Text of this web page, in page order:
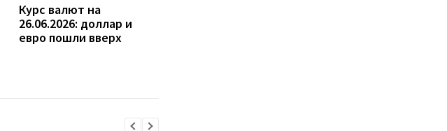
Курс валют на
26.06.2026: доллар и
евро пошли вверх